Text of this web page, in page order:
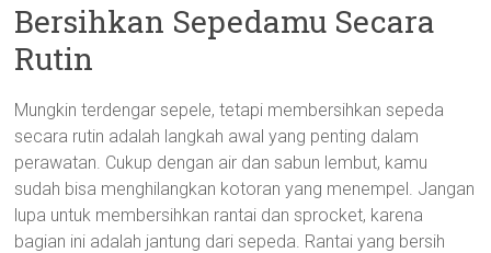
Bersihkan Sepedamu Secara
Rutin
Mungkin terdengar sepele, tetapi membersihkan sepeda
secara rutin adalah langkah awal yang penting dalam
perawatan. Cukup dengan air dan sabun lembut, kamu
sudah bisa menghilangkan kotoran yang menempel. Jangan
lupa untuk membersihkan rantai dan sprocket, karena
bagian ini adalah jantung dari sepeda. Rantai yang bersih